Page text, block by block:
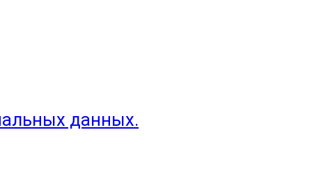
данных.